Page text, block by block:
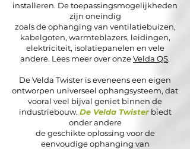
installeren. De toepassingsmogelijkheden
zijn oneindig
zoals de ophanging van ventilatiebuizen,
kabelgoten, warmteblazers, leidingen,
elektriciteit, isolatiepanelen en vele
andere. Lees meer over onzeVelda QS.
De Velda Twister is eveneens een eigen
ontworpen universeel ophangsysteem, dat
vooral veel bijval geniet binnen de
industriebouw. De Velda Twisterbiedt
onder andere
de geschikte oplossing voor de
eenvoudige ophanging van